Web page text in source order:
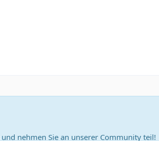
und nehmen Sie an unserer Community teil!